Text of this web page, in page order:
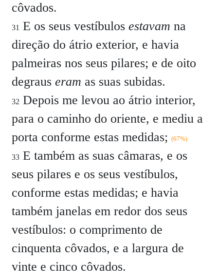
côvados.
31 E os seus vestíbulos estavam na
direção do átrio exterior, e havia
palmeiras nos seus pilares; e de oito
degraus eram as suas subidas.
32 Depois me levou ao átrio interior,
para o caminho do oriente, e mediu a
porta conforme estas medidas; (67%)
33 E também as suas câmaras, e os
seus pilares e os seus vestíbulos,
conforme estas medidas; e havia
também janelas em redor dos seus
vestíbulos: o comprimento de
cinquenta côvados, e a largura de
vinte e cinco côvados.